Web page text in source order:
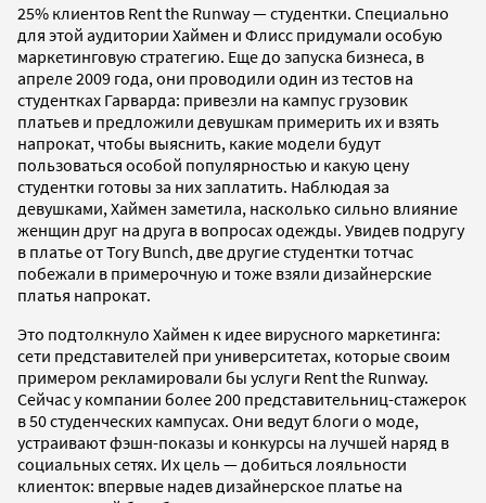
25% клиентов Rent the Runway — студентки. Специально
для этой аудитории Хаймен и Флисс придумали особую
маркетинговую стратегию. Еще до запуска бизнеса, в
апреле 2009 года, они проводили один из тестов на
студентках Гарварда: привезли на кампус грузовик
платьев и предложили девушкам примерить их и взять
напрокат, чтобы выяснить, какие модели будут
пользоваться особой популярностью и какую цену
студентки готовы за них заплатить. Наблюдая за
девушками, Хаймен заметила, насколько сильно влияние
женщин друг на друга в вопросах одежды. Увидев подругу
в платье от Tory Bunch, две другие студентки тотчас
побежали в примерочную и тоже взяли дизайнерские
платья напрокат.
Это подтолкнуло Хаймен к идее вирусного маркетинга:
сети представителей при университетах, которые своим
примером рекламировали бы услуги Rent the Runway.
Сейчас у компании более 200 представительниц-стажерок
в 50 студенческих кампусах. Они ведут блоги о моде,
устраивают фэшн-показы и конкурсы на лучшей наряд в
социальных сетях. Их цель — добиться лояльности
клиенток: впервые надев дизайнерское платье на